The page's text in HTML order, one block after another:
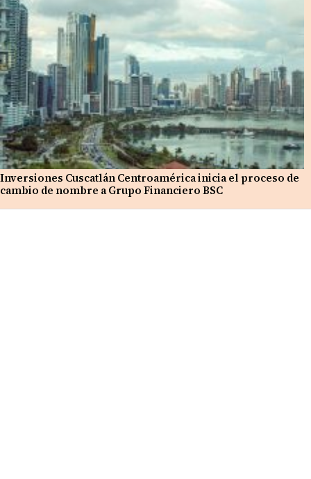
Inversiones Cuscatlán Centroamérica inicia el proceso de
cambio de nombre a Grupo Financiero BSC